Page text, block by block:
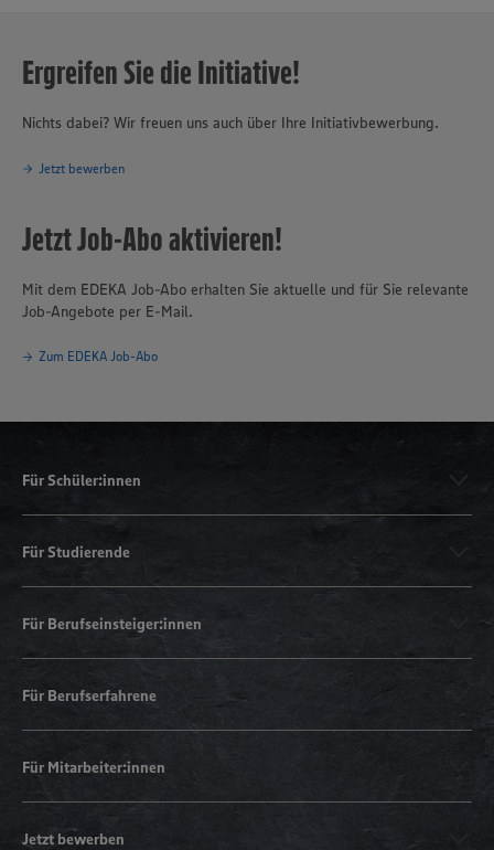
Ergreifen Sie die Initiative!
Nichts dabei? Wir freuen uns auch über Ihre Initiativbewerbung.
Jetzt bewerben
Jetzt Job-Abo aktivieren!
Mit dem EDEKA Job-Abo erhalten Sie aktuelle und für Sie relevante
Job-Angebote per E-Mail.
Zum EDEKA Job-Abo
Für Schüler:innen
Für Studierende
Für Berufseinsteiger:innen
Für Berufserfahrene
Für Mitarbeiter:innen
Jetzt bewerben